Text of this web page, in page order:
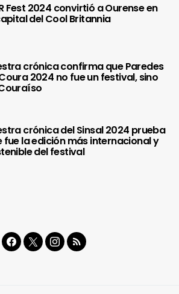
Fest 2024 convirtió a Ourense en
del Cool Britannia
crónica confirma que Paredes
2024 no fue un festival, sino
crónica del Sinsal 2024 prueba
fue la edición más internacional y
del festival